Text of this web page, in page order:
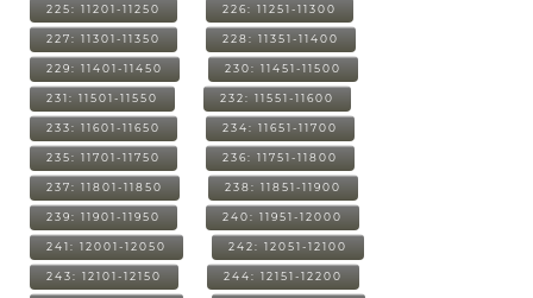
225: 11201-11250 226: 11251-11300
227: 11301-11350 228: 11351-11400
229: 11401-11450 230: 11451-11500
231: 11501-11550 232: 11551-11600
233: 11601-11650 234: 11651-11700
235: 11701-11750 236: 11751-11800
237: 11801-11850 238: 11851-11900
239: 11901-11950 240: 11951-12000
241: 12001-12050 242: 12051-12100
243: 12101-12150 244: 12151-12200